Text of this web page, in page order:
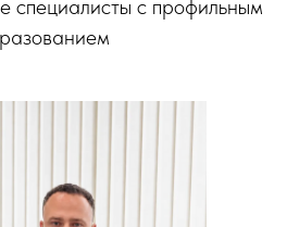
специалисты с профильным